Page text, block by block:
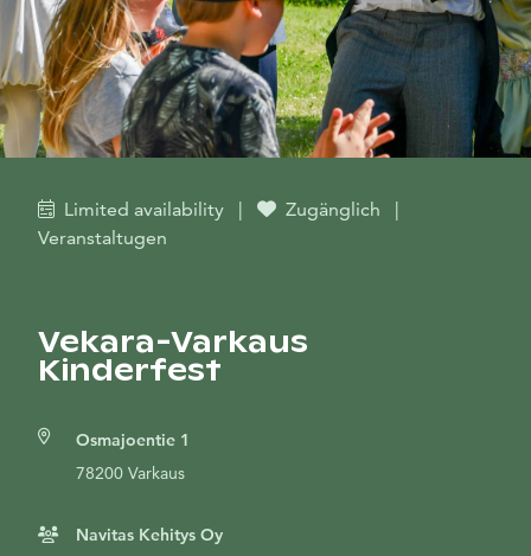
Limited availability | Zugänglich
|
Veranstaltugen
Vekara-Varkaus
Kinderfest
Osmajoentie 1
78200 Varkaus
Navitas Kehitys Oy